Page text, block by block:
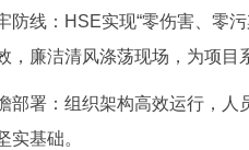
：HSE实现“零伤害、零污
，廉洁清风涤荡现场，为项目
署：组织架构高效运行，人
实基础。